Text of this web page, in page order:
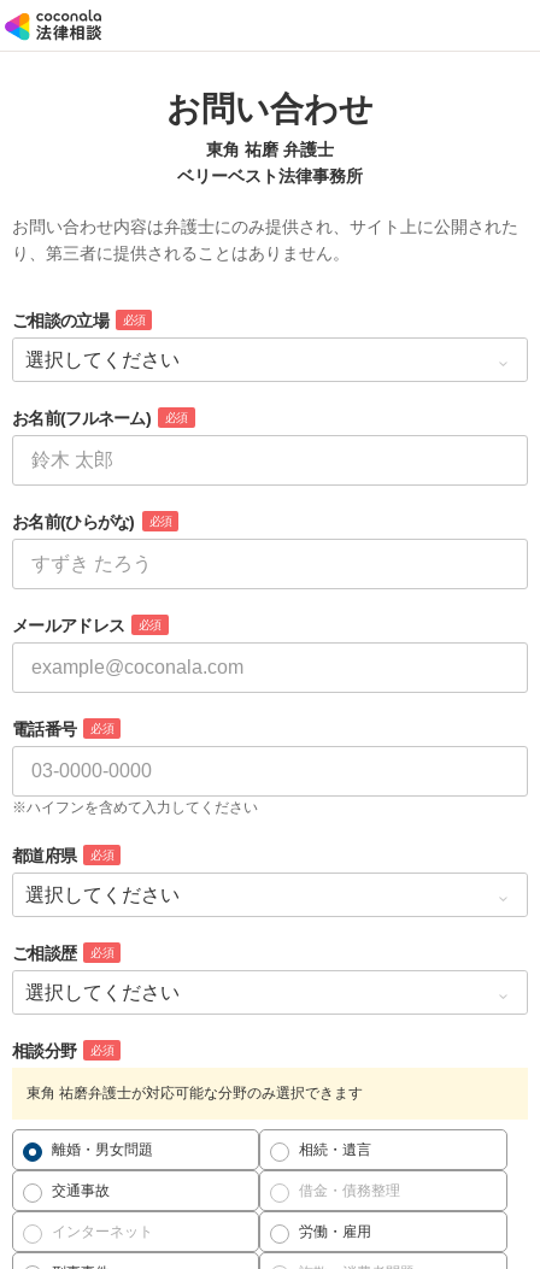
お問い合わせ
東角 祐磨 弁護士
ベリーベスト法律事務所
お問い合わせ内容は弁護士にのみ提供され、サイト上に公開された
り、第三者に提供されることはありません。
ご相談の立場 必須
お名前(フルネーム) 必須
お名前(ひらがな) 必須
メールアドレス 必須
電話番号 必須
※ハイフンを含めて入力してください
都道府県 必須
ご相談歴 必須
相談分野 必須
東角 祐磨弁護士が対応可能な分野のみ選択できます
離婚・男女問題 相続・遺言
交通事故 借金・債務整理
インターネット 労働・雇用